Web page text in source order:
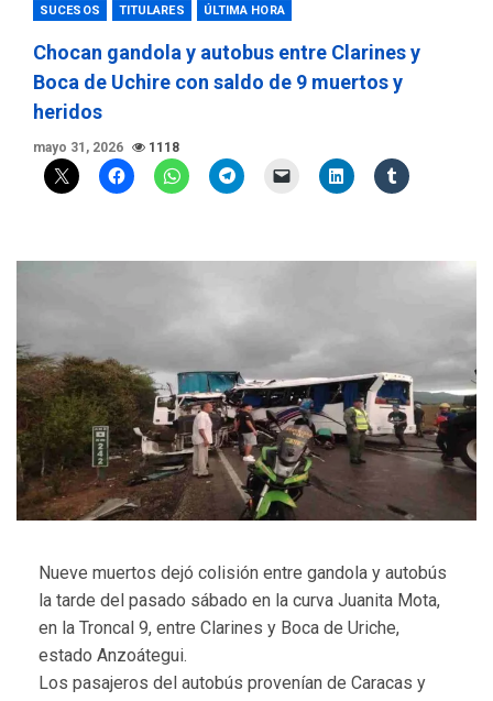
SUCESOS TITULARES ÚLTIMA HORA
Chocan gandola y autobus entre Clarines y
Boca de Uchire con saldo de 9 muertos y
heridos
mayo 31, 2026 1118
Nueve muertos dejó colisión entre gandola y autobús
la tarde del pasado sábado en la curva Juanita Mota,
en la Troncal 9, entre Clarines y Boca de Uriche,
estado Anzoátegui.
Los pasajeros del autobús provenían de Caracas y